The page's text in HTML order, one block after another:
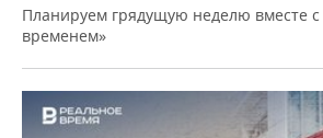
Планируем грядущую неделю вместе
временем»